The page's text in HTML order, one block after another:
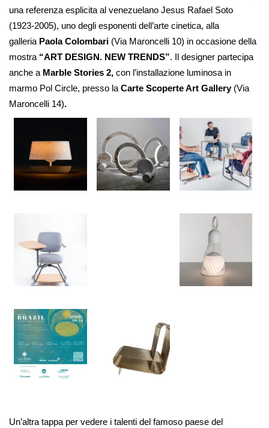
una referenza esplicita al venezuelano Jesus Rafael Soto
(1923-2005), uno degli esponenti dell’arte cinetica, alla
galleria Paola Colombari (Via Maroncelli 10) in occasione della
mostra “ART DESIGN. NEW TRENDS”. Il designer partecipa
anche a Marble Stories 2, con l’installazione luminosa in
marmo Pol Circle, presso la Carte Scoperte Art Gallery (Via
Maroncelli 14).
Un’altra tappa per vedere i talenti del famoso paese del